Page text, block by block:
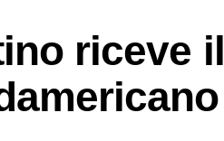
riceve il